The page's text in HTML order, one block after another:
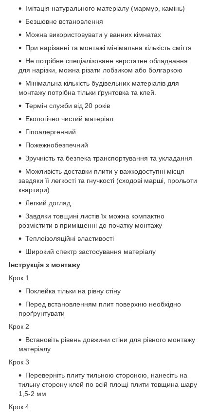
Імітація натурального матеріалу (мармур, камінь)
Безшовне встановлення
Можна використовувати у ванних кімнатах
При нарізанні та монтажі мінімальна кількість сміття
Не потрібне спеціалізоване верстатне обладнання
для нарізки, можна різати лобзиком або болгаркою
Мінімальна кількість будівельних матеріалів для
монтажу потрібна тільки ґрунтовка та клей.
Термін служби від 20 років
Екологічно чистий матеріал
Гіпоалергенний
Пожежнобезпечний
Зручність та безпека транспортування та укладання
Можливість доставки плити у важкодоступні місця
завдяки її легкості та гнучкості (сходові марші, прольоти
квартири)
Легкий догляд
Завдяки товщині листів їх можна компактно
розмістити в приміщенні до початку монтажу
Теплоізоляційні властивості
Широкий спектр застосування матеріалу
Інструкція з монтажу
Крок 1
Поклейка тільки на рівну стіну
Перед встановленням плит поверхню необхідно
проґрунтувати
Крок 2
Встановіть рівень довжини стіни для рівного монтажу
матеріалу
Крок 3
Переверніть плиту тильною стороною, нанесіть на
тильну сторону клей по всій площі плити товщина шару
1,5-2 мм
Крок 4